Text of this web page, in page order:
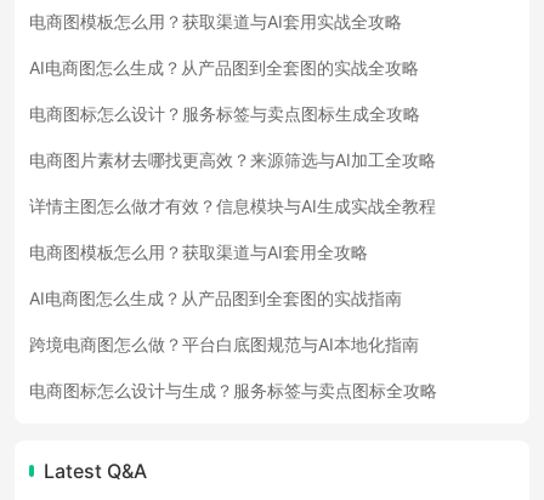
电商图模板怎么用？获取渠道与AI套用实战全攻略
AI电商图怎么生成？从产品图到全套图的实战全攻略
电商图标怎么设计？服务标签与卖点图标生成全攻略
电商图片素材去哪找更高效？来源筛选与AI加工全攻略
详情主图怎么做才有效？信息模块与AI生成实战全教程
电商图模板怎么用？获取渠道与AI套用全攻略
AI电商图怎么生成？从产品图到全套图的实战指南
跨境电商图怎么做？平台白底图规范与AI本地化指南
电商图标怎么设计与生成？服务标签与卖点图标全攻略
Latest Q&A